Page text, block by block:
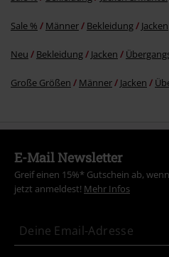
Sale % Männer Bekleidung Jacken
Neu Bekleidung Jacken
Große Größen Männer Jacken
E-Mail Newsletter
Greif einen 15%* Gutschein ab,
jetzt anmeldest! Mehr Infos